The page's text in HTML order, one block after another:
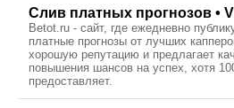
Слив платных прогнозов •
Betot.ru - сайт, где ежедневно
платные прогнозы от лучших
хорошую репутацию и предлагает
повышения шансов на успех, хотя
предоставляет.